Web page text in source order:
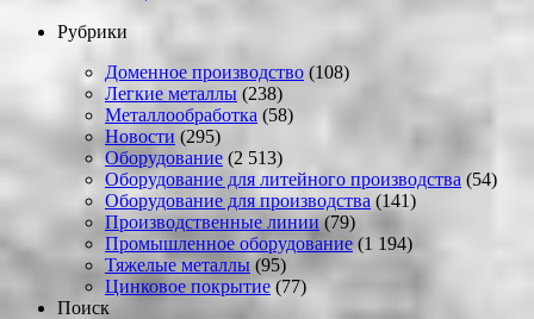
Рубрики
Доменное производство (108)
Легкие металлы (238)
Металлообработка (58)
Новости (295)
Оборудование (2 513)
Оборудование для литейного производства (54)
Оборудование для производства (141)
Производственные линии(79)
Промышленное оборудование (1 194)
Тяжелые металлы (95)
Цинковое покрытие (77)
Поиск